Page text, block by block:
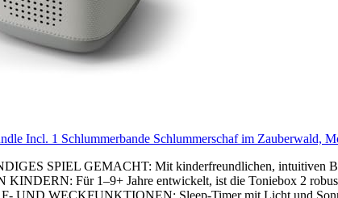
Incl. 1 Schlummerbande Schlummerschaf im
SPIEL GEMACHT: Mit kinderfreundlichen, intuitiven
Für 1–9+ Jahre entwickelt, ist die Toniebox 2
UND WECKFUNKTIONEN: Sleep-Timer mit Licht und